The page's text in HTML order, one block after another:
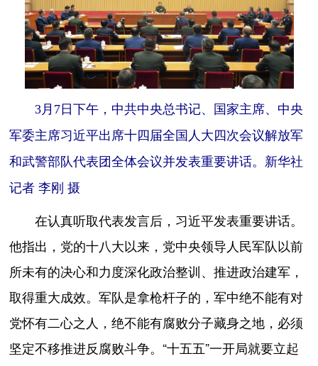
3月7日下午，中共中央总书记、国家主席、中央
军委主席习近平出席十四届全国人大四次会议解放军
和武警部队代表团全体会议并发表重要讲话。新华社
记者 李刚 摄
在认真听取代表发言后，习近平发表重要讲话。
他指出，党的十八大以来，党中央领导人民军队以前
所未有的决心和力度深化政治整训、推进政治建军，
取得重大成效。军队是拿枪杆子的，军中绝不能有对
党怀有二心之人，绝不能有腐败分子藏身之地，必须
坚定不移推进反腐败斗争。“十五五”一开局就要立起